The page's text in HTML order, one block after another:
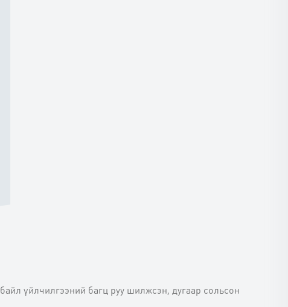
үйлчилгээний багц руу шилжсэн, дугаар сольсон